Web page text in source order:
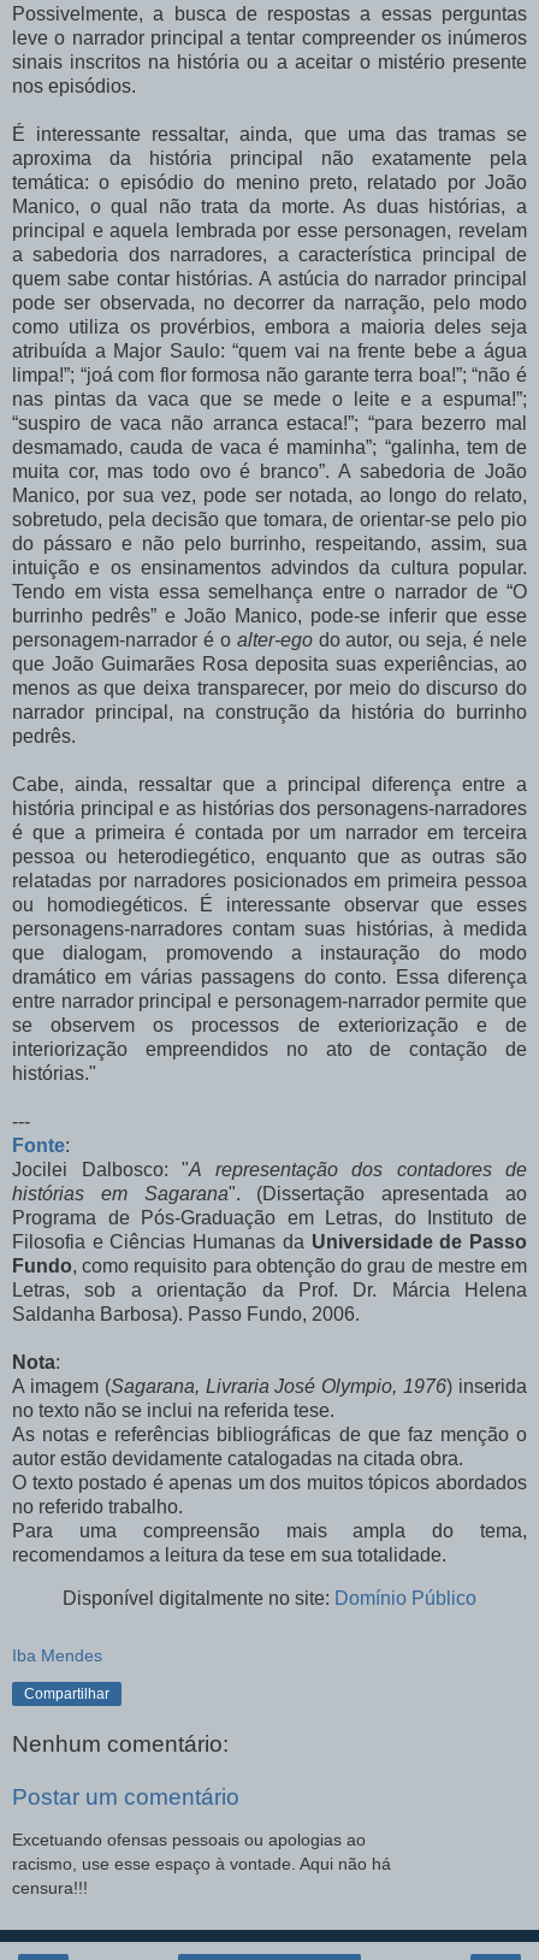
Possivelmente, a busca de respostas a essas perguntas
leve o narrador principal a tentar compreender os inúmeros
sinais inscritos na história ou a aceitar o mistério presente
nos episódios.
É interessante ressaltar, ainda, que uma das tramas se
aproxima da história principal não
exatamente
pela
temática: o episódio do menino preto, relatado por João
Manico, o qual não trata da morte. As duas histórias, a
principal
e aquela lembrada por esse personagen, revelam
a sabedoria dos narradores, a característica principal
de
quem sabe contar histórias. A astúcia do narrador principal
pode ser observada, no decorrer da narração, pelo modo
como utiliza os provérbios, embora a maioria deles seja
atribuída a Major Saulo: “quem vai na frente bebe a água
limpa!”; “joá com flor formosa não garante terra boa!”; “não é
nas pintas da vaca que se mede o leite e a espuma!”;
“suspiro de vaca não arranca estaca!”; “para bezerro mal
desmamado, cauda de vaca é maminha”; “galinha, tem de
muita cor, mas todo ovo é branco”. A sabedoria de João
Manico, por sua vez, pode ser notada, ao longo do relato,
sobretudo, pela decisão que tomara, de orientar-se pelo pio
do pássaro e não pelo burrinho, respeitando, assim, sua
intuição e os ensinamentos advindos da cultura popular.
Tendo em vista essa semelhança entre o narrador de “O
burrinho pedrês” e João Manico, pode-se inferir que esse
personagem-narrador é o alter-ego do autor, ou seja, é nele
que João Guimarães Rosa deposita suas experiências, ao
menos as que deixa transparecer, por meio do discurso do
narrador principal, na construção da história do burrinho
pedrês.
Cabe, ainda, ressaltar que a principal diferença entre a
história principal e as histórias dos personagens-narradores
é que a primeira é contada por um narrador em terceira
pessoa ou heterodiegético, enquanto que as outras são
relatadas por narradores posicionados em primeira pessoa
ou
homodiegéticos. É interessante observar que
esses
personagens-narradores contam suas histórias, à medida
que
dialogam, promovendo a instauração do
modo
dramático em várias passagens do conto. Essa diferença
entre narrador principal e personagem-narrador permite que
se
observem os processos
de exteriorização e de
interiorização empreendidos no ato de contação de
histórias."
---
Fonte:
Jocilei Dalbosco: "A representação dos contadores de
histórias em Sagarana". (Dissertação apresentada ao
Programa de Pós-Graduação em Letras, do Instituto de
Filosofia e Ciências Humanas da Universidade de Passo
Fundo, como requisito para obtenção do grau de mestre em
Letras, sob a orientação da Prof. Dr. Márcia Helena
Saldanha Barbosa). Passo Fundo, 2006.
Nota:
A imagem (Sagarana, Livraria José Olympio, 1976) inserida
no texto não se inclui na referida tese.
As notas e referências bibliográficas de que faz menção o
autor estão devidamente catalogadas na citada obra.
O texto postado é apenas um dos muitos tópicos abordados
no referido trabalho.
Para uma compreensão mais ampla do tema,
recomendamos a leitura da tese em sua totalidade.
Disponível digitalmente no site: Domínio Público
Iba Mendes
Compartilhar
Nenhum comentário:
Postar um comentário
Excetuando ofensas pessoais ou apologias ao
racismo, use esse espaço à vontade. Aqui não há
censura!!!